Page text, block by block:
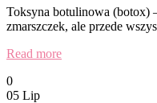
Toksyna botulinowa (botox)
zmarszczek, ale przede
Read more
0
05 Lip